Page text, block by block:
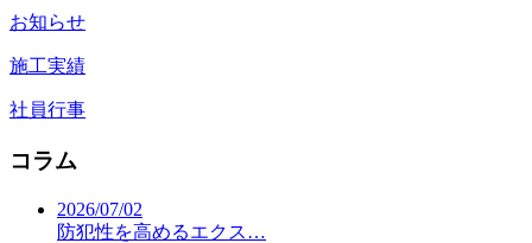
お知らせ
施工実績
社員行事
コラム
2026/07/02
防犯性を高めるエクス…